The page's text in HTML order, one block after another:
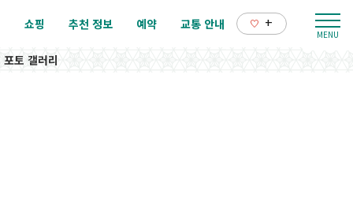
쇼핑 추천 정보 예약 교통 안내 +
포토 갤러리